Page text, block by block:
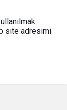
site adresimi